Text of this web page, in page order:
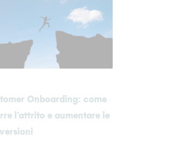
Onboarding: come
l’attrito e aumentare le